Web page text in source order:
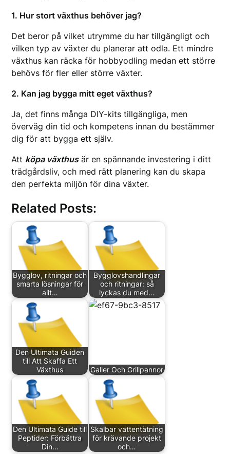
1. Hur stort växthus behöver jag?
Det beror på vilket utrymme du har tillgängligt och
vilken typ av växter du planerar att odla. Ett mindre
växthus kan räcka för hobbyodling medan ett större
behövs för fler eller större växter.
2. Kan jag bygga mitt eget växthus?
Ja, det finns många DIY-kits tillgängliga, men
överväg din tid och kompetens innan du bestämmer
dig för att bygga ett själv.
Att köpa växthusär en spännande investering i ditt
trädgårdsliv, och med rätt planering kan du skapa
den perfekta miljön för dina växter.
Related Posts:
Bygglov, ritningar och
smarta lösningar för
allt…
Bygglovshandlingar
och ritningar: så
lyckas du med…
Den Ultimata Guiden
till Att Skaffa Ett
Växthus
Galler Och Grillpannor
Den Ultimata Guide till
Peptider: Förbättra
Din…
Skalbar vattentätning
för krävande projekt
och…